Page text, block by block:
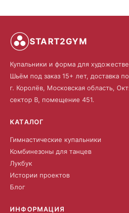
START2GYM
Купальники и форма для
Шьём под заказ 15+ лет, доставка
г. Королёв, Московская область,
сектор В, помещение 451.
КАТАЛОГ
Гимнастические купальники
Комбинезоны для танцев
Лукбук
Истории проектов
Блог
ИНФОРМАЦИЯ